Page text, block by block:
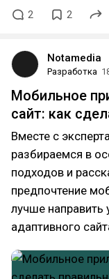
2 2
Notamedia
Разработка
Мобильное
сайт: как
Вместе с
разбираемся в
подходов и
предпочтение
лучше направить
адаптивного